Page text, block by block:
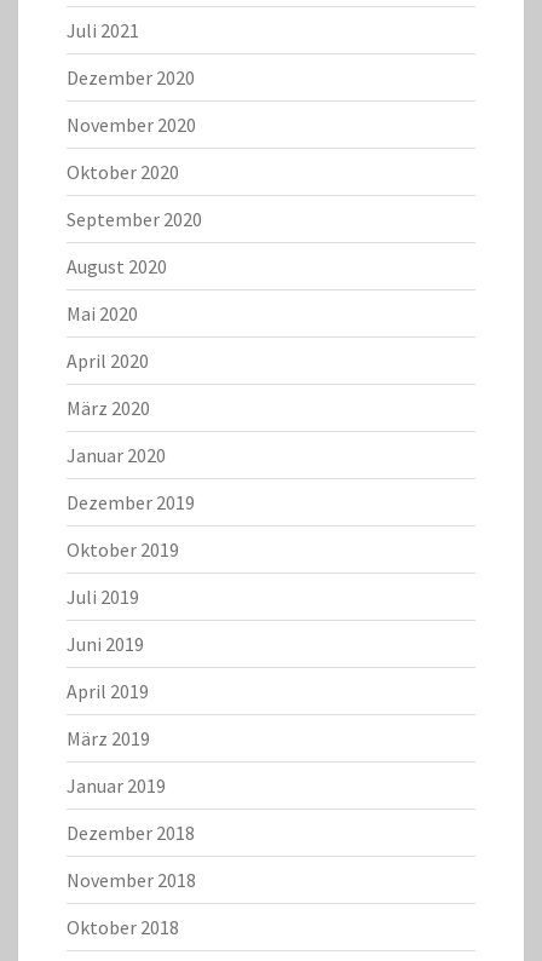
Juli 2021
Dezember 2020
November 2020
Oktober 2020
September 2020
August 2020
Mai 2020
April 2020
März 2020
Januar 2020
Dezember 2019
Oktober 2019
Juli 2019
Juni 2019
April 2019
März 2019
Januar 2019
Dezember 2018
November 2018
Oktober 2018